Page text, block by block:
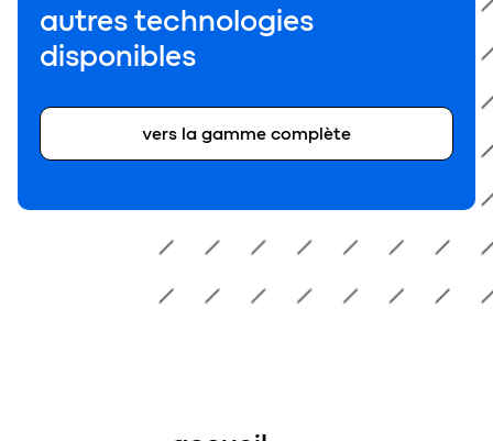
autres technologies
disponibles
vers la gamme complète